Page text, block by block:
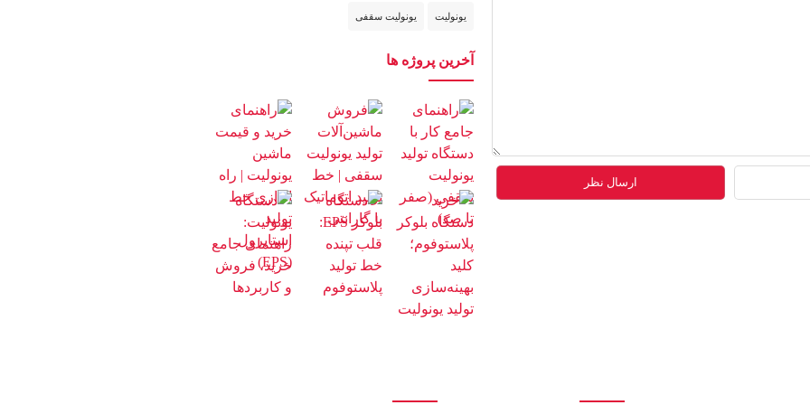
یونولیت یونولیت سقفی
آخرین پروژه ها